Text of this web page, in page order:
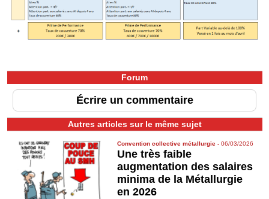
Forum
Écrire un commentaire
Autres articles sur le même sujet
Convention collective métallurgie -06/03/2026
Une très faible
augmentation des salaires
minima de la Métallurgie
en 2026